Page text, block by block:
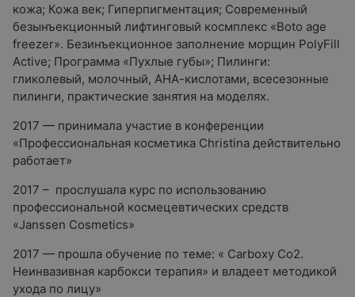
кожа; Кожа век; Гиперпигментация; Современный
безынъекционный лифтинговый космплекс «Boto age
freezer». Безинъекционное заполнение морщин PolyFill
Active; Программа «Пухлые губы»; Пилинги:
гликолевый, молочный, АНА-кислотами, всесезонные
пилинги, практические занятия на моделях.
2017 — принимала участие в конференции
«Профессиональная косметика Christina действительно
работает»
2017 – прослушала курс по использованию
профессиональной космецевтических средств
«Janssen Cosmetics»
2017 — прошла обучение по теме: « Carboxy Co2.
Неинвазивная карбокси терапия» и владеет методикой
ухода по лицу»